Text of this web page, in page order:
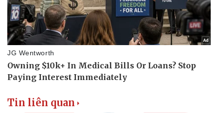
Pháp luật
Vụ án
Tin nóng
Tư vấn luật
Quân sự - Quốc phòng
Việt Nam
Phân tích
Tin liên quan